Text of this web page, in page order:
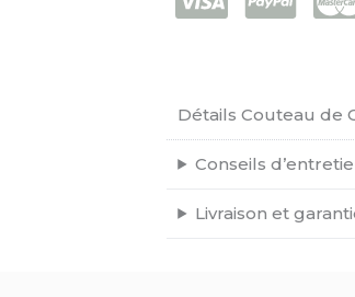
Détails Couteau de
Conseils
Livraison et